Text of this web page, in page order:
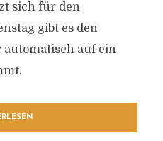
sich für den
gibt es den
automatisch auf ein